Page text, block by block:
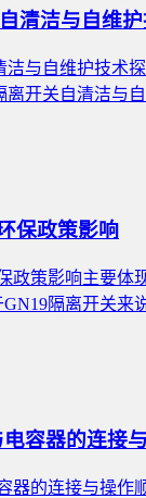
清洁与自维
洁与自维护技术
离开关自清洁与
保政策影响
政策影响主要
隔离开关
容器的连接
器的连接与操作